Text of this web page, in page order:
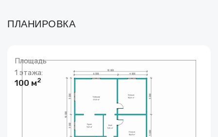
ПЛАНИРОВКА
Площадь
1 этажа:
100 м2